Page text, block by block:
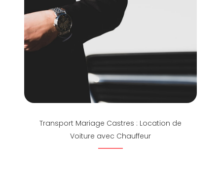
Transport Mariage Castres : Location de
Voiture avec Chauffeur